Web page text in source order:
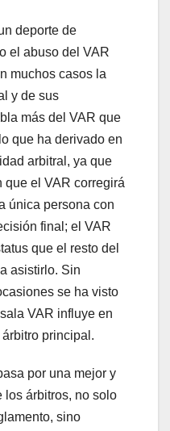
deporte de
el abuso del VAR
muchos casos la
y de sus
más del VAR que
que ha derivado en
arbitral, ya que
que el VAR corregirá
única persona con
final; el VAR
que el resto del
asistirlo. Sin
se ha visto
VAR influye en
principal.
por una mejor y
los árbitros, no solo
sino